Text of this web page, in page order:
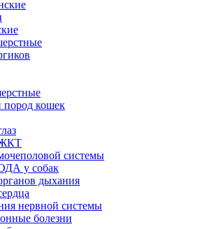
пород кошек
ЖКТ
системы
у собак
дыхания
нервной системы
болезни